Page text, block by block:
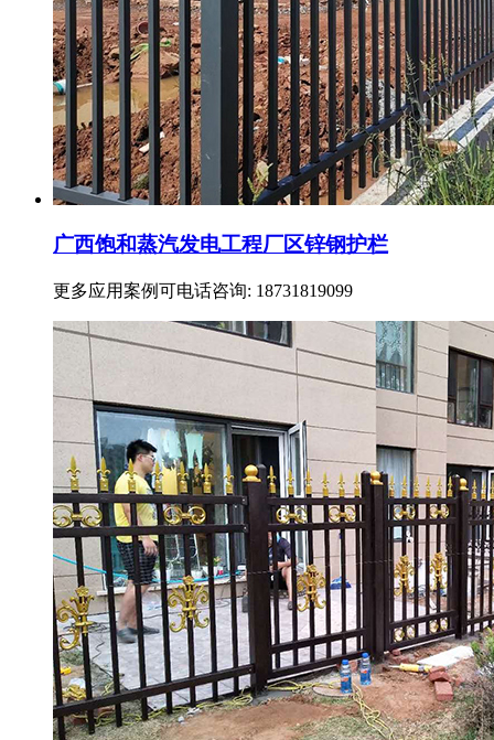
广西饱和蒸汽发电工程厂区锌钢护栏
更多应用案例可电话咨询: 18731819099